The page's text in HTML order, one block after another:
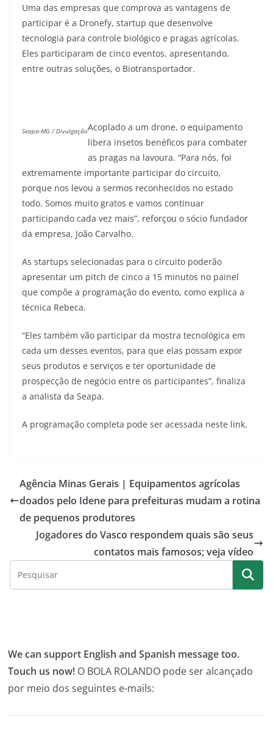
Uma das empresas que comprova as vantagens de
participar é a Dronefy, startup que desenvolve
tecnologia para controle biológico e pragas agrícolas.
Eles participaram de cinco eventos, apresentando,
entre outras soluções, o Biotransportador.
Seapa-MG / DivulgaçãoAcoplado a um drone, o equipamento
libera insetos benéficos para combater
as pragas na lavoura. “Para nós, foi
extremamente importante participar do circuito,
porque nos levou a sermos reconhecidos no estado
todo. Somos muito gratos e vamos continuar
participando cada vez mais”, reforçou o sócio fundador
da empresa, João Carvalho.
As startups selecionadas para o circuito poderão
apresentar um pitch de cinco a 15 minutos no painel
que compõe a programação do evento, como explica a
técnica Rebeca.
“Eles também vão participar da mostra tecnológica em
cada um desses eventos, para que elas possam expor
seus produtos e serviços e ter oportunidade de
prospecção de negócio entre os participantes”, finaliza
a analista da Seapa.
A programação completa pode ser acessada neste link.
Agência Minas Gerais | Equipamentos agrícolas
doados pelo Idene para prefeituras mudam a rotina
de pequenos produtores
Jogadores do Vasco respondem quais são seus
contatos mais famosos; veja vídeo
We can support English and Spanish message too.
Touch us now! O BOLA ROLANDO pode ser alcançado
por meio dos seguintes e-mails: